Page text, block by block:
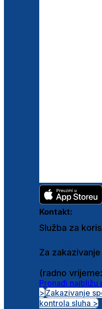
Kontakt:
Služba za
Za
(radno
Pronađi najbližu
>Zakazivanje
kontrola sluha >